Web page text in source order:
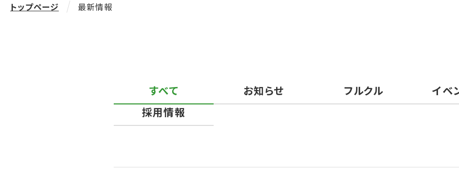
トップページ 最新情報
すべて お知らせ フルクル
イベ
採用情報